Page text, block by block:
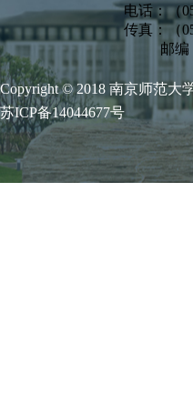
电话：（
传真：（
邮编
Copyright © 2018 南京师范大
苏ICP备14044677号